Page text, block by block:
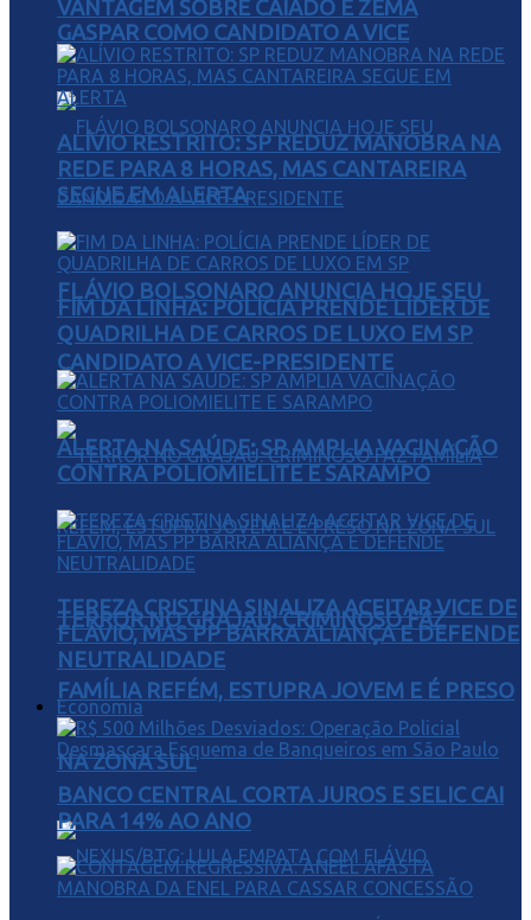
GASPAR COMO CANDIDATO A VICE
FLÁVIO BOLSONARO ANUNCIA HOJE SEU
CANDIDATO A VICE-PRESIDENTE
TERROR NO GRAJAÚ: CRIMINOSO FAZ
FAMÍLIA REFÉM, ESTUPRA JOVEM E É PRESO
NA ZONA SUL
VANTAGEM SOBRE CAIADO E ZEMA
ALÍVIO RESTRITO: SP REDUZ MANOBRA NA
REDE PARA 8 HORAS, MAS CANTAREIRA
SEGUE EM ALERTA
FIM DA LINHA: POLÍCIA PRENDE LÍDER DE
QUADRILHA DE CARROS DE LUXO EM SP
ALERTA NA SAÚDE: SP AMPLIA VACINAÇÃO
CONTRA POLIOMIELITE E SARAMPO
TEREZA CRISTINA SINALIZA ACEITAR VICE DE
FLÁVIO, MAS PP BARRA ALIANÇA E DEFENDE
NEUTRALIDADE
Economia
BANCO CENTRAL CORTA JUROS E SELIC CAI
PARA 14% AO ANO